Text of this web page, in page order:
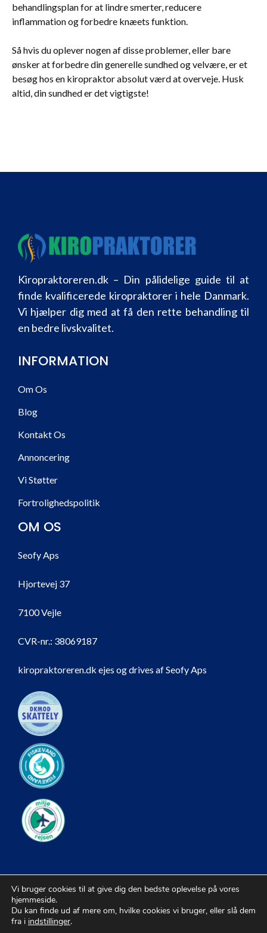
behandlingsplan for at lindre smerter, reducere
inflammation og forbedre knæets funktion.
Så hvis du oplever nogen af disse problemer, eller bare
ønsker at forbedre din generelle sundhed og velvære, er et
besøg hos en kiropraktor absolut værd at overveje. Husk
altid, din sundhed er det vigtigste!
Kiropraktoreren.dk – Din pålidelige guide til at
finde kvalificerede kiropraktorer i hele Danmark.
Vi hjælper dig med at få den rette behandling til
en bedre livskvalitet.
INFORMATION
Om Os
Blog
Kontakt Os
Annoncering
Vi Støtter
Fortrolighedspolitik
OM OS
Seofy Aps
Hjortevej 37
7100 Vejle
CVR-nr.: 38069187
kiropraktoreren.dk ejes og drives af Seofy Aps
Vi bruger cookies til at give dig den bedste oplevelse på vores
hjemmeside.
Du kan finde ud af mere om, hvilke cookies vi bruger, eller slå dem
fra i indstillinger.